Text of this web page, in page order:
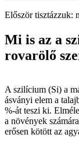
Először tisztázzuk:
Mi is az a
rovarölő
A szilícium (Si) a
ásványi elem a
%-át teszi ki.
a növények
erősen kötött az